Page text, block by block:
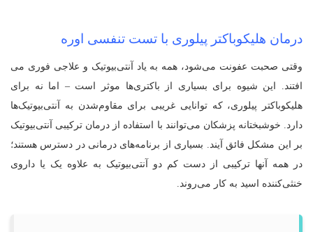
درمان هلیکوباکتر پیلوری با تست تنفسی اوره
وقتی صحبت عفونت می‌شود، همه به یاد آنتی‌بیوتیک و علاجی فوری می
افتند. این شیوه برای بسیاری از باکتری‌ها موثر است – اما نه برای
هلیکوباکتر پیلوری، که توانایی غریبی برای مقاوم‌شدن به آنتی‌بیوتیک‌ها
دارد. خوشبختانه پزشکان می‌توانند با استفاده از درمان ترکیبی آنتی‌بیوتیک
بر این مشکل فائق آیند. بسیاری از برنامه‌های درمانی در دسترس هستند؛
در همه آنها ترکیبی از دست کم دو آنتی‌بیوتیک به علاوه یک یا داروی
خنثی‌کننده اسید به کار می‌روند.